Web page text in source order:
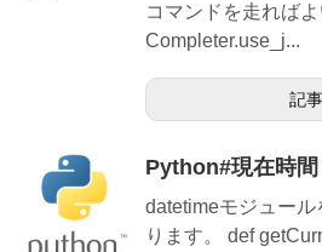
コマンドを走れば
Completer.use_j...
記
Python#現在時間
datetimeモジュー
ります。 def